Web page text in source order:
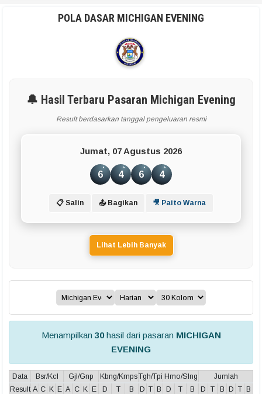
POLA DASAR MICHIGAN EVENING
🔔 Hasil Terbaru Pasaran Michigan Evening
Result berdasarkan tanggal pengeluaran resmi
Jumat, 07 Agustus 2026
6 4 6 4
📋 Salin 📤 Bagikan 🎥 Paito Warna
Lihat Lebih Banyak
Menampilkan 30hasil dari pasaran MICHIGAN
EVENING
Data Bsr/Kcl Gjl/Gnp Kbng/KmpsTgh/Tpi Hmo/Slng
Jumlah
Result A C K E A C K E D T B D T B D T B D T B D T B